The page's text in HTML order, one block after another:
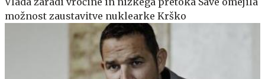
možnost zaustavitve nuklearke Krško